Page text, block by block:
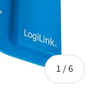
1/von
6